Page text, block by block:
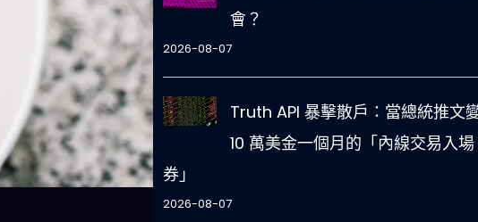
會？
2026-08-07
Truth API 暴擊散戶：當總統推文
10 萬美金一個月的「內線交易入場
券」
2026-08-07